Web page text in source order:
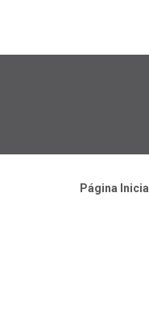
Página Inicial